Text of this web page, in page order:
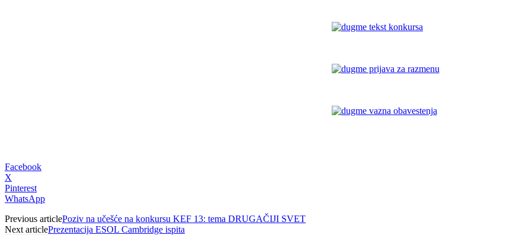
Facebook
X
Pinterest
WhatsApp
Previous articlePoziv na učešće na konkursu KEF 13: tema DRUGAČIJI SVET
Next articlePrezentacija ESOL Cambridge ispita